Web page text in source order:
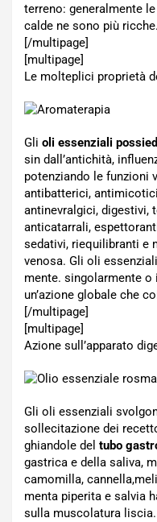
terreno: generalmente
calde ne sono più ricche.
[/multipage]
[multipage]
Le molteplici proprietà
Gli oli essenziali
sin dall’antichità,
potenziando le funzioni
antibatterici,
antinevralgici, digestivi,
anticatarrali,
sedativi, riequilibranti e
venosa. Gli oli
mente. singolarmente o
un’azione globale che
[/multipage]
[multipage]
Azione sull’apparato
Gli oli essenziali
sollecitazione dei
ghiandole del tubo
gastrica e della saliva,
camomilla,
menta piperita e salvia
sulla muscolatura